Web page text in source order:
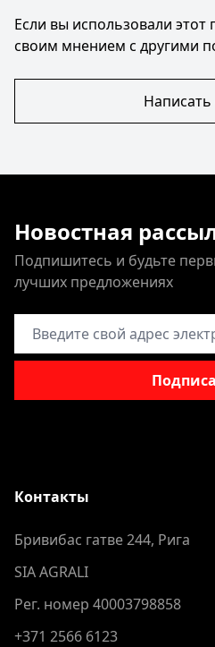
Если вы использовали этот
своим мнением с другими
Новостная
Подпишитесь и будьте
лучших предложениях
Адрес электронной почты
Контакты
Бривибас гатве 244, Рига
SIA AGRALI
Рег. номер 40003798858
+371 2566 6123